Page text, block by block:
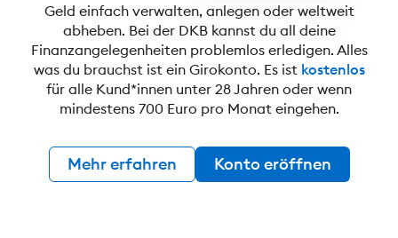
Geld einfach verwalten, anlegen oder weltweit
abheben. Bei der DKB kannst du all deine
Finanzangelegenheiten problemlos erledigen. Alles
was du brauchst ist ein Girokonto. Es ist kostenlos
für alle Kund*innen unter 28 Jahren oder wenn
mindestens 700 Euro pro Monat eingehen.
Mehr erfahren Konto eröffnen